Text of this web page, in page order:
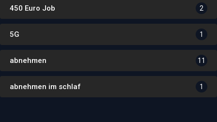
450 Euro Job 2
5G 1
abnehmen 11
abnehmen im schlaf 1